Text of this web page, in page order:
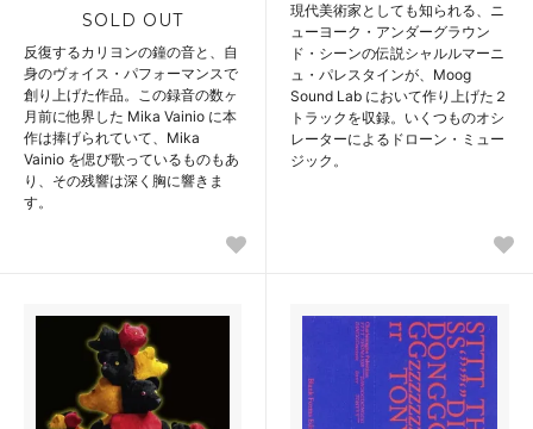
SOLD OUT
反復するカリヨンの鐘の音と、自
身のヴォイス・パフォーマンスで
創り上げた作品。この録音の数ヶ
月前に他界した Mika Vainio に本
作は捧げられていて、Mika
Vainio を偲び歌っているものもあ
り、その残響は深く胸に響きま
す。
現代美術家としても知られる、ニ
ューヨーク・アンダーグラウン
ド・シーンの伝説シャルルマーニ
ュ・パレスタインが、Moog
Sound Lab において作り上げた２
トラックを収録。いくつものオシ
レーターによるドローン・ミュー
ジック。